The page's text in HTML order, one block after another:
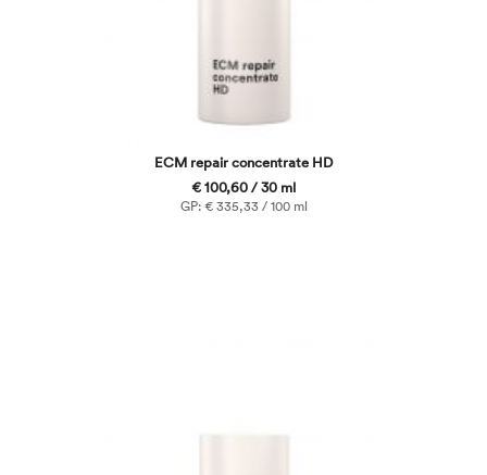
ECM repair concentrate HD
€ 100,60 / 30 ml
GP: € 335,33 / 100 ml